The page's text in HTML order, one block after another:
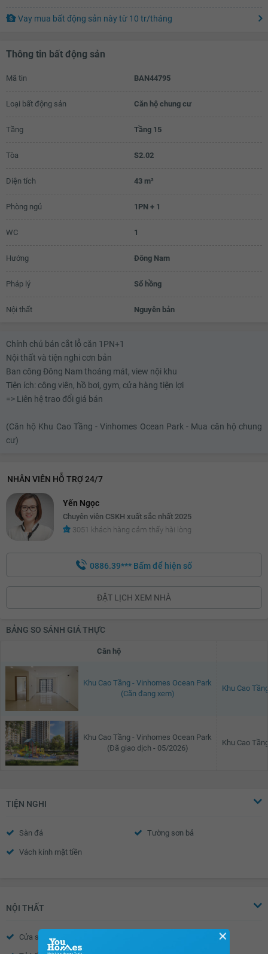
1.26 tỷ
Vay mua bất động sản nàytừ 10 tr/tháng
Thông tin bất động sản
Mã tin BAN44795
Loại bất động sản Căn hộ chung cư
Tầng Tầng 15
Tòa S2.02
Diện tích 43 m²
Phòng ngủ 1PN + 1
WC 1
Hướng Đông Nam
Pháp lý Sổ hồng
Nội thất Nguyên bản
Chính chủ bán cắt lỗ căn 1PN+1
Nội thất và tiện nghi cơn bản
Ban công Đông Nam thoáng mát, view nội khu
Tiện ích: công viên, hồ bơi, gym, cửa hàng tiện lợi
=> Liên hệ trao đổi giá bán
(Căn hộ Khu Cao Tầng - Vinhomes Ocean Park - Mua căn hộ chung
cư)
NHÂN VIÊN HỖ TRỢ 24/7
Yến Ngọc
Chuyên viên CSKH xuất sắc nhất 2025
3051 khách hàng cảm thấy hài lòng
0886.39*** Bấm để hiện số
ĐẶT LỊCH XEM NHÀ
BẢNG SO SÁNH GIÁ THỰC
Căn hộ
Khu Cao Tầng - Vinhomes Ocean Park
(Căn đang xem)
Khu Cao
Khu Cao Tầng - Vinhomes Ocean Park
(Đã giao dịch - 05/2026)
Khu Cao
TIỆN NGHI
Sàn đá Tường sơn bả
Vách kính mặt tiền
NỘI THẤT
Cửa sổ ✕